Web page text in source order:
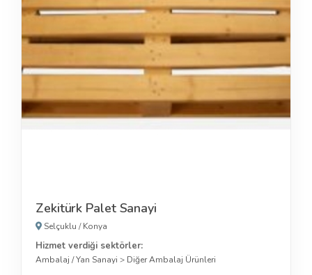
Zekitürk Palet Sanayi
Selçuklu /Konya
Hizmet verdiği sektörler:
Ambalaj / Yan Sanayi > Diğer Ambalaj Ürünleri